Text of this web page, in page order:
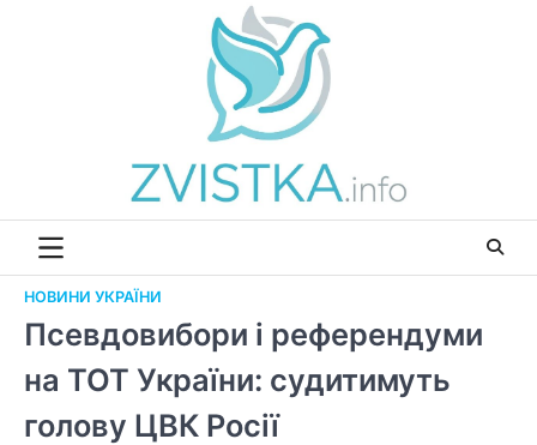
НОВИНИ УКРАЇНИ
Псевдовибори і референдуми
на ТОТ України: судитимуть
голову ЦВК Росії